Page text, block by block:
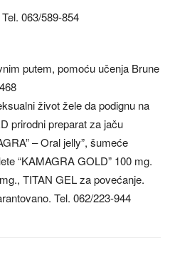
063/589-854
putem, pomoću učenja Brune
život žele da podignu na
prirodni preparat za jaču
– Oral jelly”, šumeće
“KAMAGRA GOLD” 100 mg.
TITAN GEL za povećanje.
Tel. 062/223-944